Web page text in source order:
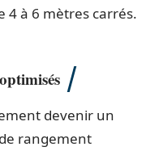
à 6 mètres carrés.
devenir un
rangement